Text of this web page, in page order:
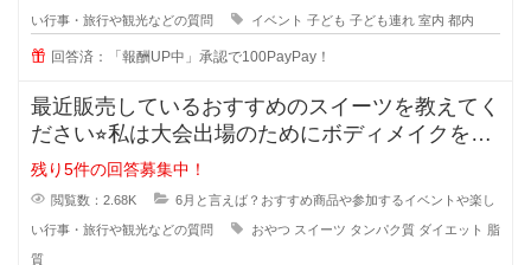
い行事・旅行や観光などの質問 イベント 子ども 子ども連れ 室内 都内
回答済：「報酬UP中」承認で100PayPay！
最近販売しているおすすめのスイーツを教えてく
ださい⭐︎私は大会出場のためにボディメイクをし
ていて、いつも高
残り5件の回答募集中！
閲覧数：2.68K 6月と言えば？おすすめ商品や参加するイベントや楽し
い行事・旅行や観光などの質問 おやつ スイーツ タンパク質 ダイエット 脂
質